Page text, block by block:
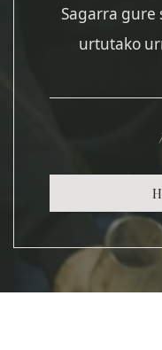
Sagarra gure
urtutako